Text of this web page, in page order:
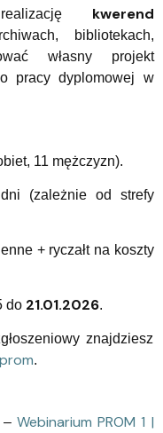
kwerend
bibliotekach,
własny projekt
pracy dyplomowej w
11 mężczyzn).
(zależnie od strefy
+ ryczałt na koszty
do 21.01.2026.
znajdziesz
.
–Webinarium PROM 1 |